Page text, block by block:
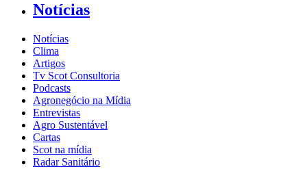
Notícias
Notícias
Clima
Artigos
Tv Scot Consultoria
Podcasts
Agronegócio na Mídia
Entrevistas
Agro Sustentável
Cartas
Scot na mídia
Radar Sanitário